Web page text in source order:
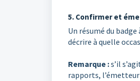
5. Confirmer et
Un résumé du
décrire à quelle
Remarque :s’il
rapports,